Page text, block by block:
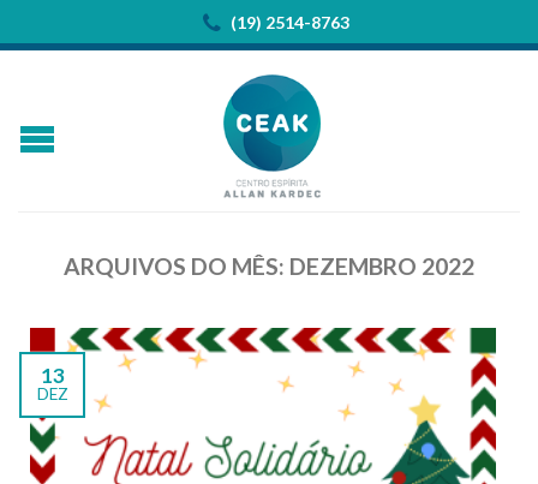
(19) 2514-8763
ARQUIVOS DO MÊS: DEZEMBRO 2022
13
DEZ